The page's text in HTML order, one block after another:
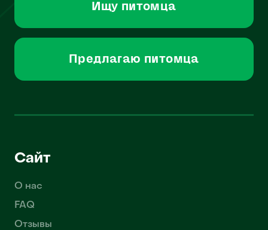
Ищу питомца
Предлагаю питомца
Сайт
О нас
FAQ
Отзывы